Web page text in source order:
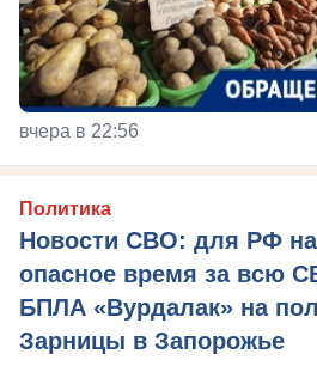
вчера в 22:56
Политика
Новости СВО: для РФ
опасное время за всю
БПЛА «Вурдалак» на
Зарницы в Запорожье